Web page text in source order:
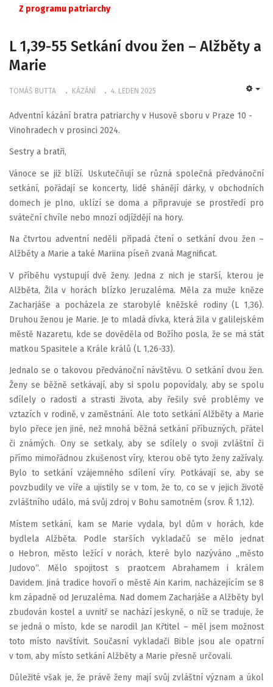
Z programu patriarchy
L 1,39-55 Setkání dvou žen – Alžběty a
Marie
TOMÁŠ BUTTA KÁZÁNÍ 4. LEDEN 2025
Adventní kázání bratra patriarchy v Husově sboru v Praze 10 -
Vinohradech v prosinci 2024.
Sestry a bratři,
Vánoce se již blíží. Uskutečňují se různá společná předvánoční
setkání, pořádají se koncerty, lidé shánějí dárky, v obchodních
domech je plno, uklízí se doma a připravuje se prostředí pro
sváteční chvíle nebo mnozí odjíždějí na hory.
Na čtvrtou adventní neděli připadá čtení o setkání dvou žen –
Alžběty a Marie a také Mariina píseň zvaná Magnificat.
V příběhu vystupují dvě ženy. Jedna z nich je starší, kterou je
Alžběta, Žila v horách blízko Jeruzaléma. Měla za muže kněze
Zacharjáše a pocházela ze starobylé kněžské rodiny (L 1,36).
Druhou ženou je Marie. Je to mladá dívka, která žila v galilejském
městě Nazaretu, kde se dověděla od Božího posla, že se má stát
matkou Spasitele a Krále králů (L 1,26-33).
Jednalo se o takovou předvánoční návštěvu. O setkání dvou žen.
Ženy se běžně setkávají, aby si spolu popovídaly, aby se spolu
sdílely o radosti a strasti života, aby řešily své problémy ve
vztazích v rodině, v zaměstnání. Ale toto setkání Alžběty a Marie
bylo přece jen jiné, než mnohá běžná setkání příbuzných, přátel
či známých. Ony se setkaly, aby se sdílely o svoji zvláštní či
přímo mimořádnou zkušenost víry, kterou obě tyto ženy zažívaly.
Bylo to setkání vzájemného sdílení víry. Potkávají se, aby se
povzbudily ve víře a ujistily se v tom, že to, co se v jejich životě
zvláštního událo, má svůj zdroj v Bohu samotném (srov. Ř 1,12).
Místem setkání, kam se Marie vydala, byl dům v horách, kde
bydlela Alžběta. Podle starších vykladačů se mělo jednat
o Hebron, město ležící v norách, které bylo nazýváno „město
Judovo“. Mělo spojitost s praotcem Abrahamem i králem
Davidem. Jiná tradice hovoří o městě Ain Karim, nacházejícím se 8
km západně od Jeruzaléma. Nad domem Zacharjáše a Alžběty byl
zbudován kostel a uvnitř se nachází jeskyně, o níž se traduje, že
se jedná o místo, kde se narodil Jan Křtitel – měl jsem možnost
toto místo navštívit. Současní vykladači Bible jsou ale opatrní
v tom, aby místo setkání Alžběty a Marie přesně určovali.
Důležité však je, že právě ženy mají svůj zvláštní význam a úkol